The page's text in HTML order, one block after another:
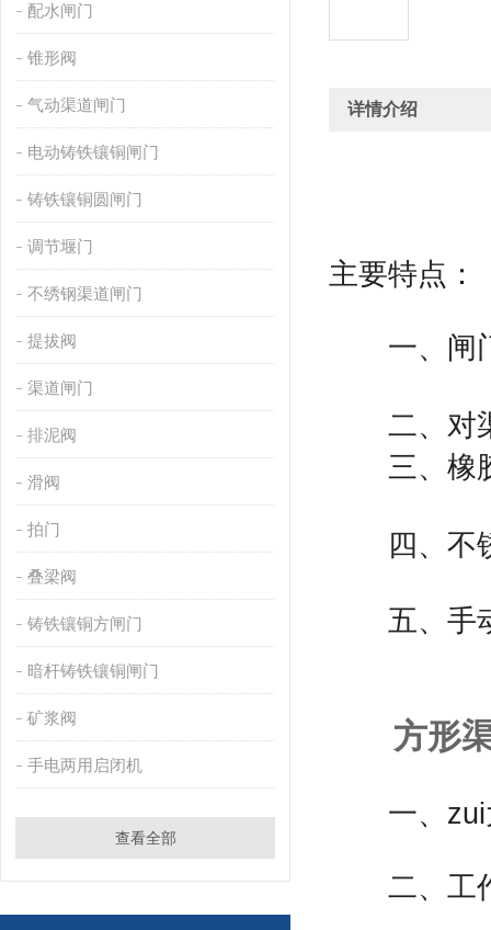
配水闸门
锥形阀
气动渠道闸门
电动铸铁镶铜闸门
铸铁镶铜圆闸门
调节堰门
不绣钢渠道闸门
提拔阀
渠道闸门
排泥阀
滑阀
拍门
叠梁阀
铸铁镶铜方闸门
暗杆铸铁镶铜闸门
矿浆阀
手电两用启闭机
查看全部
详情介绍
主要特点：
一、闸门
二、对渠
三、橡胶
四、不锈
五、手动
方形
一、zui
二、工作